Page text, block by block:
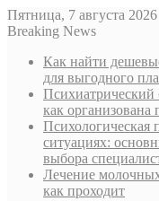
Пятница, 7 августа 2026
Breaking News
Как найти
для выгодного
Психиатрический
как организована
ситуациях:
выбора
Лечение
как проходит